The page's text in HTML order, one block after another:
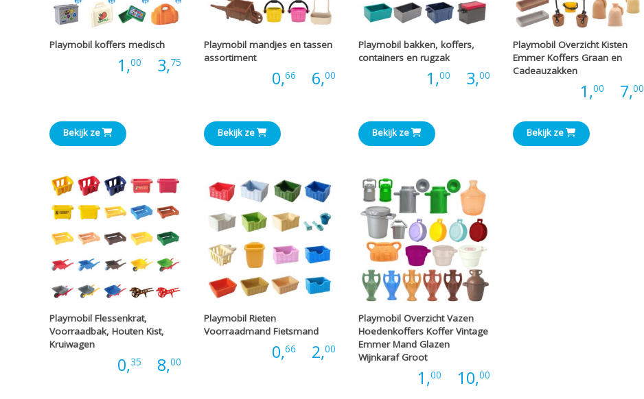
Playmobil koffers medisch
1,00 3,75Prijsklasse:
€3,75
Bekijk ze
Playmobil mandjes en tassen
assortiment
0,66 6,00Prijsklasse:
Bekijk ze
Playmobil bakken, koffers,
containers en rugzak
1,00 3,00Prijsklasse:
Bekijk ze
Playmobil Overzicht Kisten
Emmer Koffers Graan en
Cadeauzakken
1,00 7,00
Bekijk ze
Playmobil Flessenkrat,
Voorraadbak, Houten Kist,
Kruiwagen
0,35 8,00Prijsklasse:
Playmobil Rieten
Voorraadmand Fietsmand
0,66 2,00Prijsklasse:
Playmobil Overzicht Vazen
Hoedenkoffers Koffer Vintage
Emmer Mand Glazen
Wijnkaraf Groot
1,00 10,00Prijsklasse: